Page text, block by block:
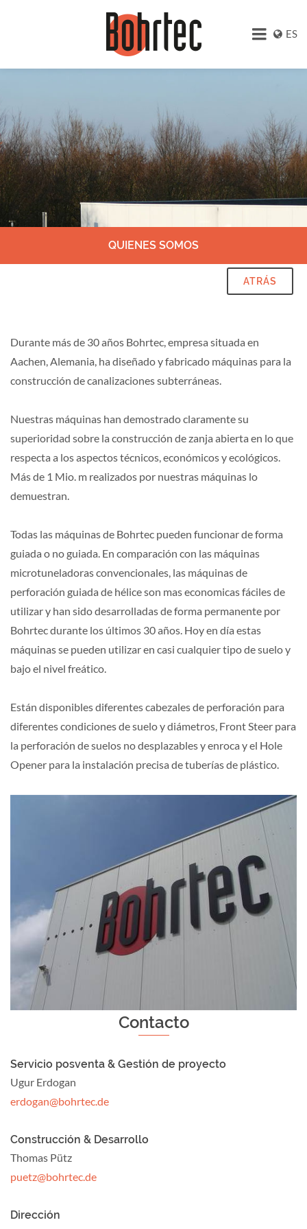
ES
QUIENES SOMOS
ATRÁS
Durante más de 30 años Bohrtec, empresa situada en
Aachen, Alemania, ha diseñado y fabricado máquinas para la
construcción de canalizaciones subterráneas.
Nuestras máquinas han demostrado claramente su
superioridad sobre la construcción de zanja abierta en lo que
respecta a los aspectos técnicos, económicos y ecológicos.
Más de 1 Mio. m realizados por nuestras máquinas lo
demuestran.
Todas las máquinas de Bohrtec pueden funcionar de forma
guiada o no guiada. En comparación con las máquinas
microtuneladoras convencionales, las máquinas de
perforación guiada de hélice son mas economicas fáciles de
utilizar y han sido desarrolladas de forma permanente por
Bohrtec durante los últimos 30 años. Hoy en día estas
máquinas se pueden utilizar en casi cualquier tipo de suelo y
bajo el nivel freático.
Están disponibles diferentes cabezales de perforación para
diferentes condiciones de suelo y diámetros, Front Steer para
la perforación de suelos no desplazables y enroca y el Hole
Opener para la instalación precisa de tuberías de plástico.
Contacto
Servicio posventa & Gestión de proyecto
Ugur Erdogan
erdogan@bohrtec.de
Construcción & Desarrollo
Thomas Pütz
puetz@bohrtec.de
Dirección